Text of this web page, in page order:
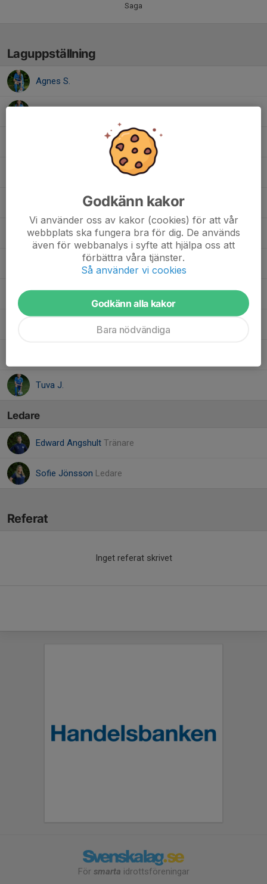
Saga
Laguppställning
Agnes S.
Hiyab G.
Juni A.
Tuva J.
Ledare
Edward Angshult Tränare
Sofie Jönsson Ledare
Referat
Inget referat skrivet
För smarta idrottsföreningar
Godkänn kakor
Vi använder oss av kakor (cookies) för att vår
webbplats ska fungera bra för dig. De används
även för webbanalys i syfte att hjälpa oss att
förbättra våra tjänster.
Så använder vi cookies
Godkänn alla kakor
Bara nödvändiga